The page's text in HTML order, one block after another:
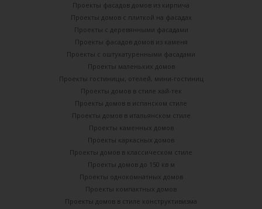
Проекты фасадов домов из кирпича
Проекты домов с плиткой на фасадах
Проекты с деревянными фасадами
Проекты фасадов домов из каменя
Проекты с оштукатуренными фасадами
Проекты маленьких домов
Проекты гостиницы, отелей, мини-гостиниц
Проекты домов в стиле хай-тек
Проекты домов в испанском стиле
Проекты домов в итальянском стиле
Проекты каменных домов
Проекты каркасных домов
Проекты домов в классическом стиле
Проекты домов до 150 кв м
Проекты однокомнатных домов
Проекты компактных домов
Проекты домов в стиле конструктивизма